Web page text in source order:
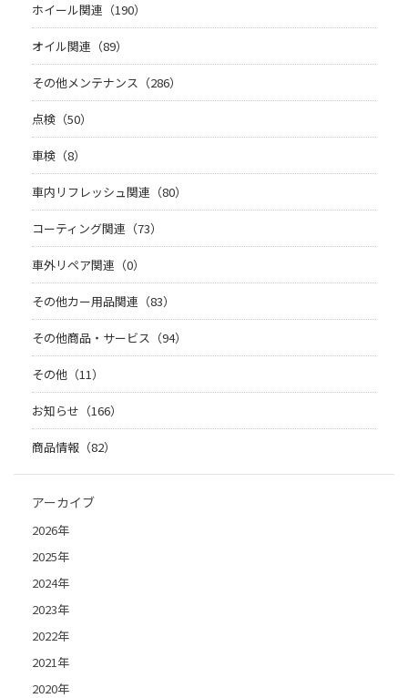
ホイール関連（190）
オイル関連（89）
その他メンテナンス（286）
点検（50）
車検（8）
車内リフレッシュ関連（80）
コーティング関連（73）
車外リペア関連（0）
その他カー用品関連（83）
その他商品・サービス（94）
その他（11）
お知らせ（166）
商品情報（82）
アーカイブ
2026年
2025年
2024年
2023年
2022年
2021年
2020年